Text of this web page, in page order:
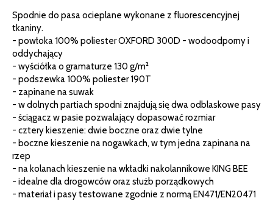
Spodnie do pasa ocieplane wykonane z fluorescencyjnej
tkaniny.
- powłoka 100% poliester OXFORD 300D - wodoodporny i
oddychający
- wyściółka o gramaturze 130 g/m²
- podszewka 100% poliester 190T
- zapinane na suwak
- w dolnych partiach spodni znajdują się dwa odblaskowe pasy
- ściągacz w pasie pozwalający dopasować rozmiar
- cztery kieszenie: dwie boczne oraz dwie tylne
- boczne kieszenie na nogawkach, w tym jedna zapinana na
rzep
- na kolanach kieszenie na wkładki nakolannikowe KING BEE
- idealne dla drogowców oraz służb porządkowych
- materiał i pasy testowane zgodnie z normą EN471/EN20471